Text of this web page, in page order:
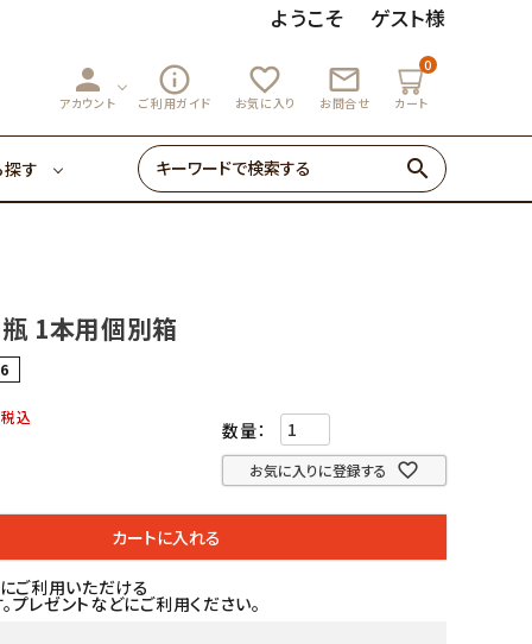
ようこそ ゲスト様
person
アカウント
info_outline
ご利用ガイド
favorite_outline
お気に入り
mail_outline
お問合せ
0
カート
す
～
search
マーマレード
ゼリー・あめ
3,000円～
1本用個別箱
税込
お気に入りに登録する
カートに入れる
ご利用いただける
プレゼントなどにご利用ください。